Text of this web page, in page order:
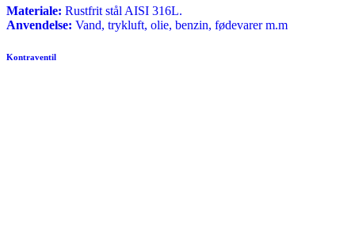
Materiale: Rustfrit stål AISI 316L.
Anvendelse: Vand, trykluft, olie, benzin, fødevarer m.m
Kontraventil